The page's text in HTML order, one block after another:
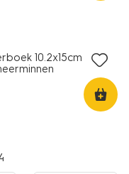
10.2x15cm